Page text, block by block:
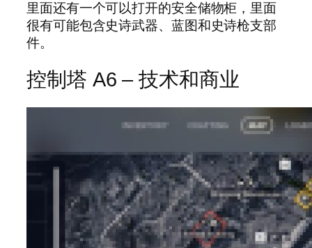
里面还有一个可以打开的安全储物柜，里面
很有可能包含史诗武器、蓝图和史诗枪支部
件。
控制塔 A6 – 技术和商业